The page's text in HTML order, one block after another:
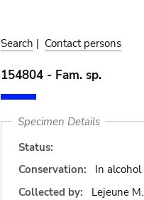
Search | Contact persons
154804 - Fam. sp.
Specimen Details
Status:
Conservation:
In alcohol
Collected by:
Lejeune M.